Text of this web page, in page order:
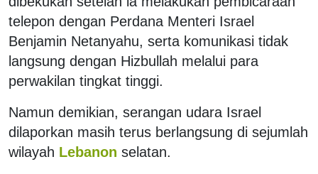
telepon dengan Perdana Menteri Israel
Benjamin Netanyahu, serta komunikasi tidak
langsung dengan Hizbullah melalui para
perwakilan tingkat tinggi.
Namun demikian, serangan udara Israel
dilaporkan masih terus berlangsung di sejumlah
wilayah Lebanon selatan.